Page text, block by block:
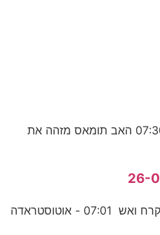
בלב הסערה - פרק 11 06:35 - 07:30 האב תומאס מזהה את
06:15 - חילוץ בדרך קפואה - 9. קרח ואש 07:01 - אוטוסטראדה